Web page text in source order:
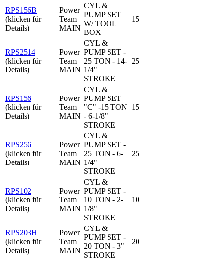
RPS156B
(klicken für
Details)
Power
Team
MAIN
CYL &
PUMP SET
W/ TOOL
BOX
15
RPS2514
(klicken für
Details)
Power
Team
MAIN
CYL &
PUMP SET -
25 TON - 14-
1/4"
STROKE
25
RPS156
(klicken für
Details)
Power
Team
MAIN
CYL &
PUMP SET
"C" -15 TON
- 6-1/8"
STROKE
15
RPS256
(klicken für
Details)
Power
Team
MAIN
CYL &
PUMP SET -
25 TON - 6-
1/4"
STROKE
25
RPS102
(klicken für
Details)
Power
Team
MAIN
CYL &
PUMP SET -
10 TON - 2-
1/8"
STROKE
10
RPS203H
(klicken für
Details)
Power
Team
MAIN
CYL &
PUMP SET -
20 TON - 3"
STROKE
20